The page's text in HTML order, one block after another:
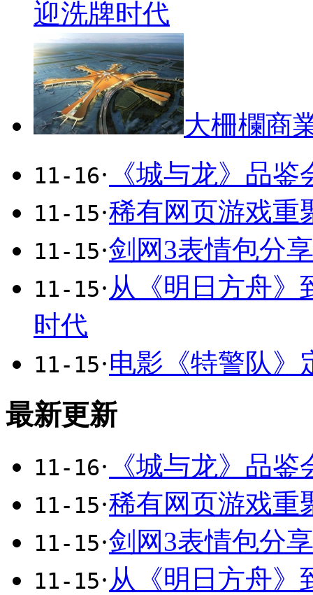
迎洗牌时代
大柵欄商
11-16· 《城与龙》品
11-15·稀有网页游戏重
11-15·剑网3表情包分
11-15·从《明日方舟》
时代
11-15·电影《特警队》
最新更新
11-16· 《城与龙》品
11-15·稀有网页游戏重
11-15·剑网3表情包分
11-15·从《明日方舟》